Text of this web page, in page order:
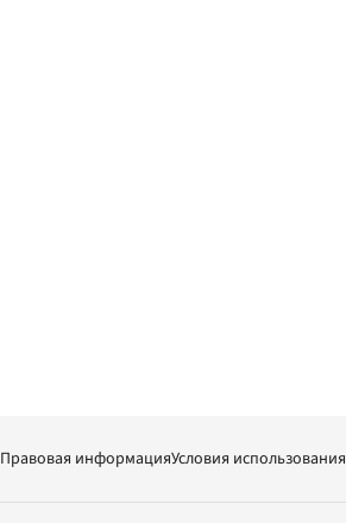
Правовая информацияУсловия использования